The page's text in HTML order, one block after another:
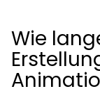
Wie